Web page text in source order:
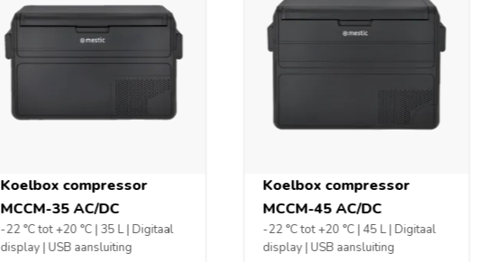
Koelbox compressor
MCCM-35 AC/DC
-22 °C tot +20 °C | 35 L | Digitaal
display | USB aansluiting
Koelbox compressor
MCCM-45 AC/DC
-22 °C tot +20 °C | 45 L | Digitaal
display | USB aansluiting